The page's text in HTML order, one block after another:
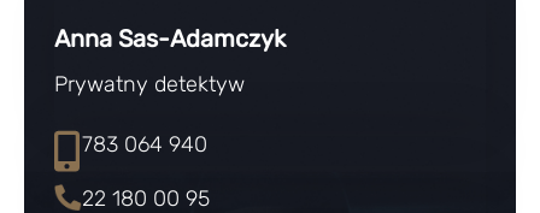
Anna Sas-Adamczyk
Prywatny detektyw
783 064 940
22 180 00 95